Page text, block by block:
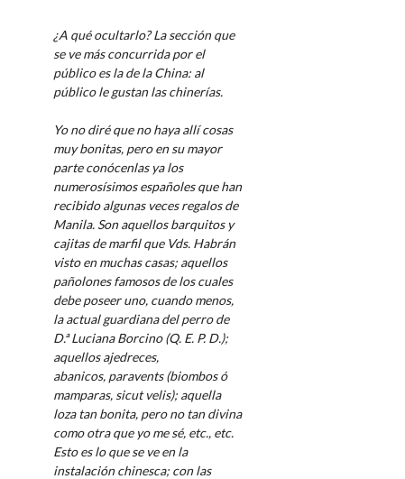
¿A qué ocultarlo? La sección que
se ve más concurrida por el
público es la de la China: al
público le gustan las chinerías.
Yo no diré que no haya allí cosas
muy bonitas, pero en su mayor
parte conócenlas ya los
numerosísimos españoles que han
recibido algunas veces regalos de
Manila. Son aquellos barquitos y
cajitas de marfil que Vds. Habrán
visto en muchas casas; aquellos
pañolones famosos de los cuales
debe poseer uno, cuando menos,
la actual guardiana del perro de
D.ª Luciana Borcino (Q. E. P. D.);
aquellos ajedreces,
abanicos, paravents(biombos ó
mamparas, sicut velis); aquella
loza tan bonita, pero no tan divina
como otra que yo me sé, etc., etc.
Esto es lo que se ve en la
instalación chinesca; con las